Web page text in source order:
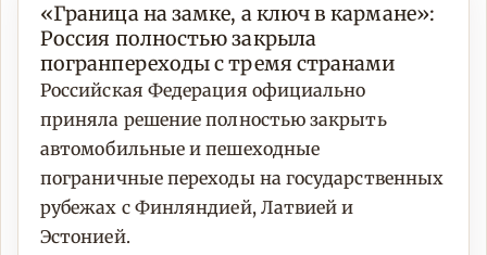
«Граница на замке, а ключ в кармане»:
Россия полностью закрыла
погранпереходы с тремя странами
Российская Федерация официально
приняла решение полностью закрыть
автомобильные и пешеходные
пограничные переходы на государственных
рубежах с Финляндией, Латвией и
Эстонией.